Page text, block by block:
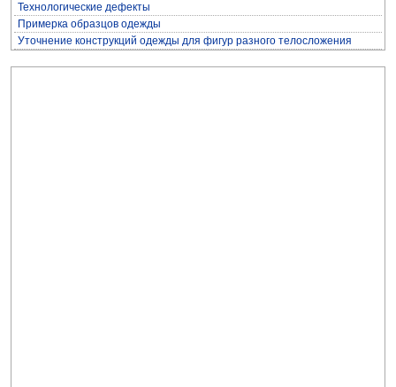
Технологические дефекты
Примерка образцов одежды
Уточнение конструкций одежды для фигур разного телосложения